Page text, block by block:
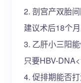
2. 剖宫产双胎
建议术后18个
3. 乙肝小三阳能
只要HBV-
4. 促排期能否打